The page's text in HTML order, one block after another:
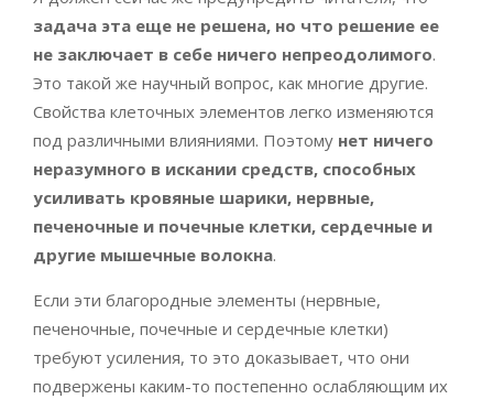
задача эта еще не решена, но что решение ее
не заключает в себе ничего непреодолимого.
Это такой же научный вопрос, как многие другие.
Свойства клеточных элементов легко изменяются
под различными влияниями. Поэтому нет ничего
неразумного в искании средств, способных
усиливать кровяные шарики, нервные,
печеночные и почечные клетки, сердечные и
другие мышечные волокна.
Если эти благородные элементы (нервные,
печеночные, почечные и сердечные клетки)
требуют усиления, то это доказывает, что они
подвержены каким-то постепенно ослабляющим их